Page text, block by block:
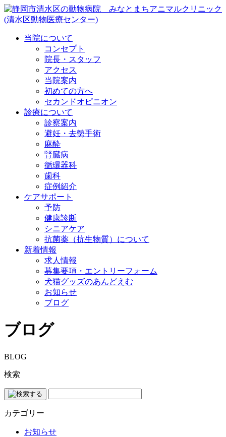
当院について
コンセプト
院長・スタッフ
アクセス
当院案内
初めての方へ
セカンドオピニオン
診療について
診察案内
避妊・去勢手術
麻酔
腎臓病
循環器科
歯科
症例紹介
ケアサポート
予防
健康診断
シニアケア
抗菌薬（抗生物質）について
新着情報
求人情報
募集要項・エントリーフォーム
犬猫グッズのあんどえむ
お知らせ
ブログ
ブログ
BLOG
検索
カテゴリー
お知らせ